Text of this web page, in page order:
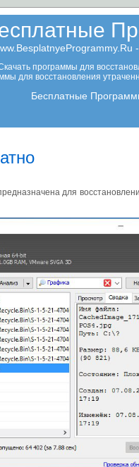
программы для
для восстановления
Бесплатные
для